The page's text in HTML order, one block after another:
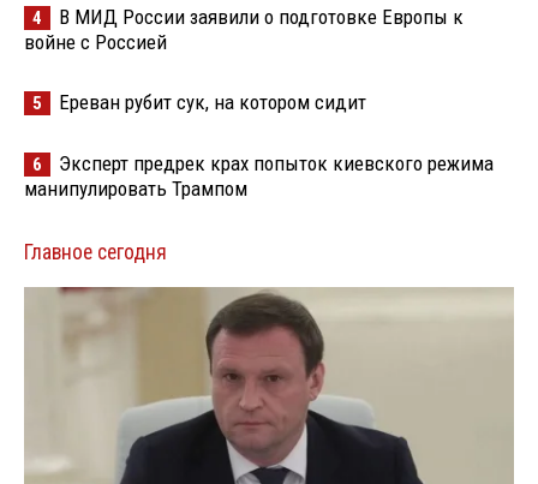
4
В МИД России заявили о подготовке Европы к
войне с Россией
5 Ереван рубит сук, на котором сидит
6
Эксперт предрек крах попыток киевского режима
манипулировать Трампом
Главное сегодня